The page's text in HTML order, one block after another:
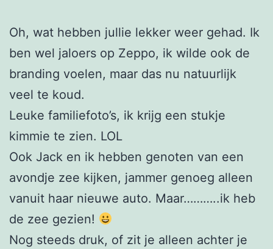
Oh, wat hebben jullie lekker weer gehad. Ik
ben wel jaloers op Zeppo, ik wilde ook de
branding voelen, maar das nu natuurlijk
veel te koud.
Leuke familiefoto’s, ik krijg een stukje
kimmie te zien. LOL
Ook Jack en ik hebben genoten van een
avondje zee kijken, jammer genoeg alleen
vanuit haar nieuwe auto. Maar………..ik heb
de zee gezien!
Nog steeds druk, of zit je alleen achter je